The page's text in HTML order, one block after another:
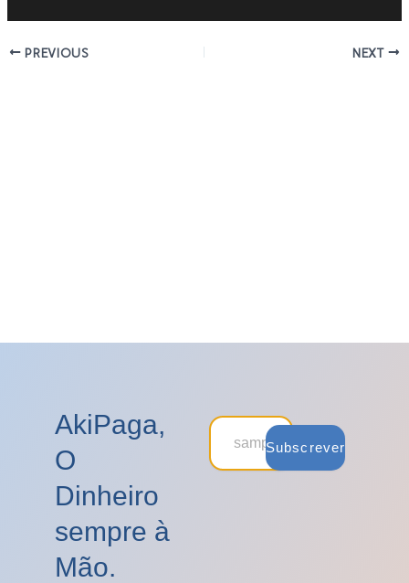
PREVIOUS NEXT
AkiPaga,
O
Dinheiro
sempre à
Mão.
Subscrever